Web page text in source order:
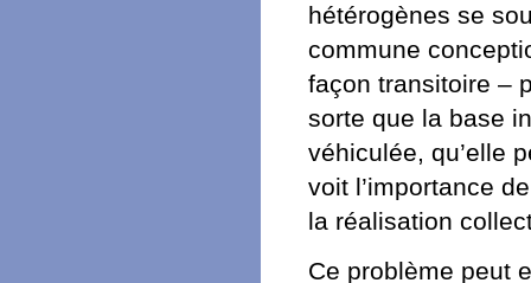
hétérogènes se
commune
façon transitoire –
sorte que la base
véhiculée, qu’elle
voit l’importance
la réalisation
Ce problème peut